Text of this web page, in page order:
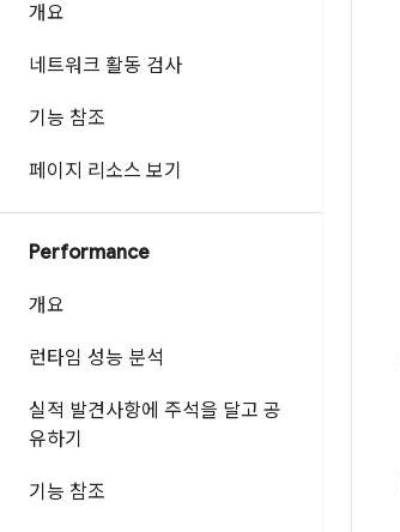
개요
네트워크 활동 검사
기능 참조
페이지 리소스 보기
Performance
개요
런타임 성능 분석
실적 발견사항에 주석을 달고 공
유하기
기능 참조